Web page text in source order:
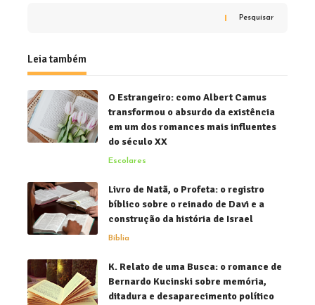
Pesquisar
Leia também
O Estrangeiro: como Albert Camus
transformou o absurdo da existência
em um dos romances mais influentes
do século XX
Escolares
Livro de Natã, o Profeta: o registro
bíblico sobre o reinado de Davi e a
construção da história de Israel
Bíblia
K. Relato de uma Busca: o romance de
Bernardo Kucinski sobre memória,
ditadura e desaparecimento político